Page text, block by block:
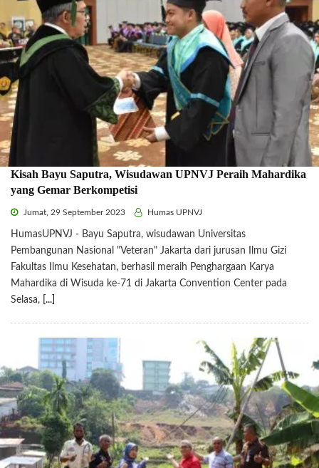
Kisah Bayu Saputra, Wisudawan UPNVJ Peraih Mahardika
yang Gemar Berkompetisi
Jumat, 29 September 2023 Humas UPNVJ
HumasUPNVJ - Bayu Saputra, wisudawan Universitas
Pembangunan Nasional "Veteran" Jakarta dari jurusan Ilmu Gizi
Fakultas Ilmu Kesehatan, berhasil meraih Penghargaan Karya
Mahardika di Wisuda ke-71 di Jakarta Convention Center pada
Selasa, [...]